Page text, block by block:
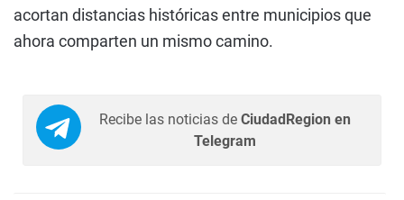
acortan distancias históricas entre municipios que
ahora comparten un mismo camino.
Recibe las noticias de CiudadRegion en
Telegram